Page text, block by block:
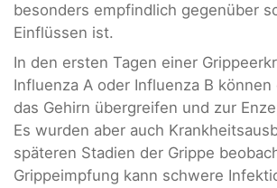
besonders empfindlich gegenüber
Einflüssen ist.
In den ersten Tagen einer
Influenza A oder Influenza B
das Gehirn übergreifen und zur
Es wurden aber auch
späteren Stadien der Grippe
Grippeimpfung kann schwere